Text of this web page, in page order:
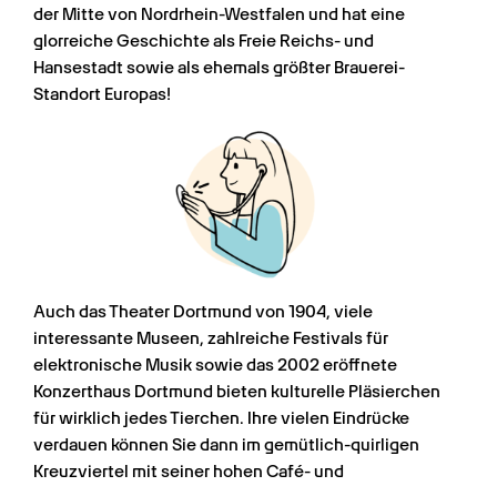
der Mitte von Nordrhein-Westfalen und hat eine
glorreiche Geschichte als Freie Reichs- und
Hansestadt sowie als ehemals größter Brauerei-
Standort Europas!
Auch das Theater Dortmund von 1904, viele
interessante Museen, zahlreiche Festivals für
elektronische Musik sowie das 2002 eröffnete
Konzerthaus Dortmund bieten kulturelle Pläsierchen
für wirklich jedes Tierchen. Ihre vielen Eindrücke
verdauen können Sie dann im gemütlich-quirligen
Kreuzviertel mit seiner hohen Café- und